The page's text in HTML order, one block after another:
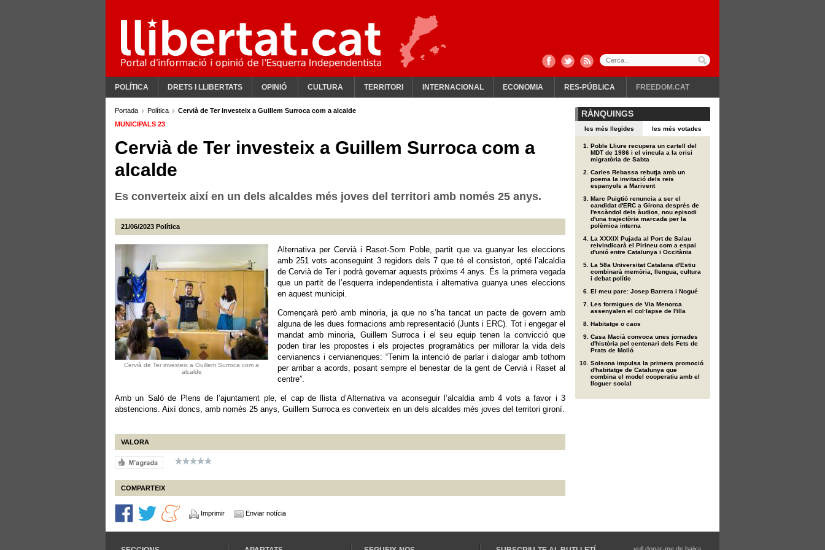
POLÍTICA DRETS I LLIBERTATS OPINIÓ CULTURA TERRITORI INTERNACIONAL ECONOMIA RES-PÚBLICA FREEDOM.CAT
Portada Política
Cervià de Ter investeix a Guillem Surroca com a alcalde
MUNICIPALS 23
Cervià de Ter investeix a Guillem Surroca com a
alcalde
Es converteix així en un dels alcaldes més joves del territori amb només 25 anys.
21/06/2023 Política
Cervià de Ter investeix a Guillem Surroca com a
alcalde
Alternativa per Cervià i Raset-Som Poble, partit que va guanyar les eleccions
amb 251 vots aconseguint 3 regidors dels 7 que té el consistori, opté l’alcaldia
de Cervià de Ter i podrà governar aquests pròxims 4 anys. És la primera vegada
que un partit de l’esquerra independentista i alternativa guanya unes eleccions
en aquest municipi.
Començarà però amb minoria, ja que no s’ha tancat un pacte de govern amb
alguna de les dues formacions amb representació (Junts i ERC). Tot i engegar el
mandat amb minoria, Guillem Surroca i el seu equip tenen la convicció que
poden tirar les propostes i els projectes programàtics per millorar la vida dels
cervianencs i cervianenques: “Tenim la intenció de parlar i dialogar amb tothom
per arribar a acords, posant sempre el benestar de la gent de Cervià i Raset al
centre”.
Amb un Saló de Plens de l’ajuntament ple, el cap de llista d’Alternativa va aconseguir l’alcaldia amb 4 vots a favor i 3
abstencions. Així doncs, amb només 25 anys, Guillem Surroca es converteix en un dels alcaldes més joves del territori gironí.
VALORA
COMPARTEIX
Imprimir Enviar notícia
RÀNQUINGS
les més llegides les més votades
Poble Lliure recupera un cartell del
MDT de 1986 i el vincula a la crisi
migratòria de Sabta
Carles Rebassa rebutja amb un
poema la invitació dels reis
espanyols a Marivent
Marc Puigtió renuncia a ser el
candidat d'ERC a Girona després de
l'escàndol dels àudios, nou episodi
d'una trajectòria marcada per la
polèmica interna
La XXXIX Pujada al Port de Salau
reivindicarà el Pirineu com a espai
d'unió entre Catalunya i Occitània
La 58a Universitat Catalana d'Estiu
combinarà memòria, llengua, cultura
i debat polític
El meu pare: Josep Barrera i Nogué
Les formigues de Via Menorca
assenyalen el col·lapse de l'illa
Habitatge o caos
Casa Macià convoca unes jornades
d'història pel centenari dels Fets de
Prats de Molló
Solsona impulsa la primera promoció
d'habitatge de Catalunya que
combina el model cooperatiu amb el
lloguer social